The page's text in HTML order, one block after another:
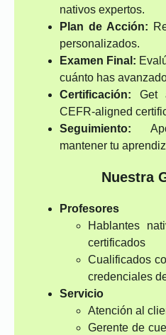
nativos expertos.
Plan de Acción:
personalizados.
Examen Final:
cuánto has
Certificación: Get
CEFR-aligned
Seguimiento:
mantener tu
Nuestra
Profesores
Hablantes
certificados
Cualificados
credenciales
Servicio
Atención al
Gerente de